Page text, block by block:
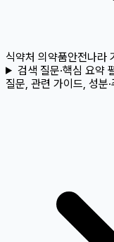
식약처 의약품안전나라
검색 질문·핵심 요약
질문, 관련 가이드, 성분